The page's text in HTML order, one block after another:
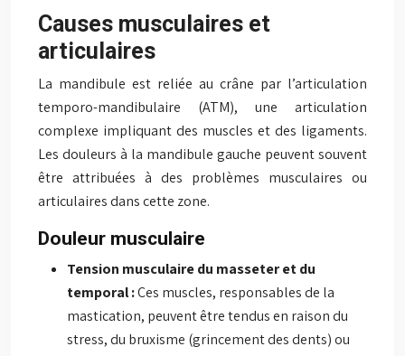
Causes musculaires et
articulaires
La mandibule est reliée au crâne par l’articulation
temporo-mandibulaire (ATM), une articulation
complexe impliquant des muscles et des ligaments.
Les douleurs à la mandibule gauche peuvent souvent
être attribuées à des problèmes musculaires ou
articulaires dans cette zone.
Douleur musculaire
Tension musculaire du masseter et du
temporal :Ces muscles, responsables de la
mastication, peuvent être tendus en raison du
stress, du bruxisme (grincement des dents) ou